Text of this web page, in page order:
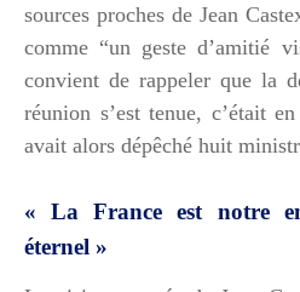
sources proches de Jean
comme “un geste d’amitié
convient de rappeler que la
réunion s’est tenue, c’était
avait alors dépêché huit
« La France est notre
éternel »